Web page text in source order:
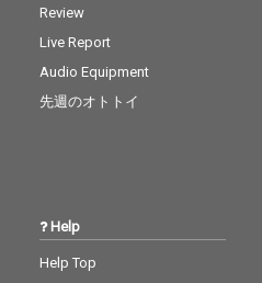
Review
Live Report
Audio Equipment
先週のオトトイ
Help
Help Top